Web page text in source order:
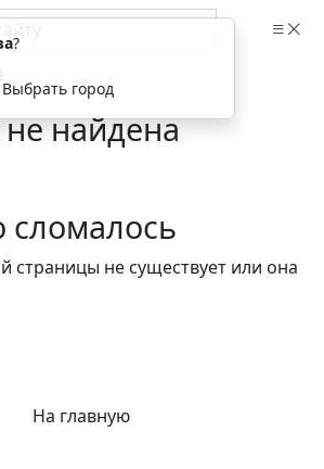
найдена
сломалось
страницы не существует или она
На главную
?
Выбрать город